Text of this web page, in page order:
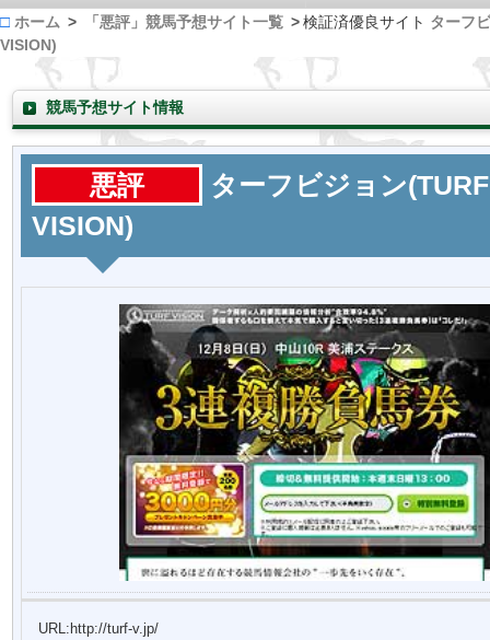
ホーム 「悪評」競馬予想サイト一覧 検証済優良サイト ターフ
VISION)
競馬予想サイト情報
悪評
ターフビジョン(TURF
VISION)
URL:http://turf-v.jp/